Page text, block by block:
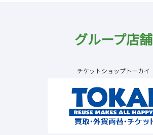
グループ店舗
チケットショップトーカイ